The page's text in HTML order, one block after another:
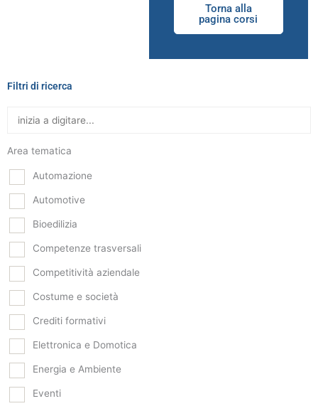
Torna alla
pagina corsi
Filtri di ricerca
Area tematica
Automazione
Automotive
Bioedilizia
Competenze trasversali
Competitività aziendale
Costume e società
Crediti formativi
Elettronica e Domotica
Energia e Ambiente
Eventi